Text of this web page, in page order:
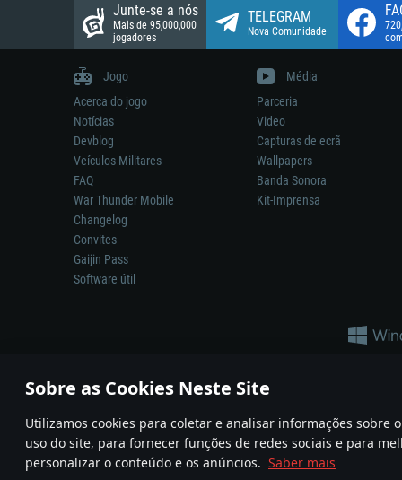
Sobre as Cookies Neste Site
Utilizamos cookies para coletar e analisar informações sobre
uso do site, para fornecer funções de redes sociais e para
personalizar o conteúdo e os anúncios. Saber mais
Junte-se a nós
Mais de 95,000,000
jogadores
TELEGRAM
Nova Comunidade
Jogo
Acerca do jogo
Notícias
Devblog
Veículos Militares
FAQ
War Thunder Mobile
Changelog
Convites
Gaijin Pass
Software útil
Média
Parceria
Video
Capturas de ecrã
Wallpapers
Banda Sonora
Kit-Imprensa
A reprodução de qualquer sistema de armas ou veículo neste
© 2011—2026 Gaijin Games Kft. All trademarks, logos and brand
Termos e condições Termos de Serviço